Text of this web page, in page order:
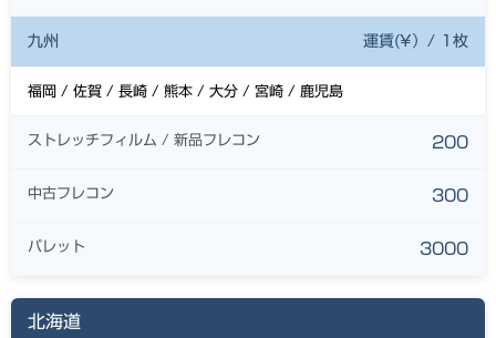
九州 運賃(¥）/ 1枚
福岡 / 佐賀 / 長崎 / 熊本 / 大分 / 宮崎 / 鹿児島
ストレッチフィルム / 新品フレコン 200
中古フレコン 300
パレット 3000
北海道